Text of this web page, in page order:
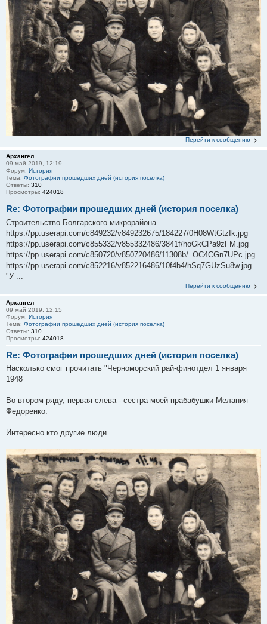
Перейти к сообщению
Архангел
09 май 2019, 12:19
Форум: История
Тема: Фотографии прошедших дней (история поселка)
Ответы: 310
Просмотры: 424018
Re: Фотографии прошедших дней (история поселка)
Строительство Болгарского микрорайона
https://pp.userapi.com/c849232/v849232675/184227/0H08WtGtzIk.jpg
https://pp.userapi.com/c855332/v855332486/3841f/hoGkCPa9zFM.jpg
https://pp.userapi.com/c850720/v850720486/11308b/_OC4CGn7UPc.jpg
https://pp.userapi.com/c852216/v852216486/10f4b4/hSq7GUzSu8w.jpg
"У ...
Перейти к сообщению
Архангел
09 май 2019, 12:15
Форум: История
Тема: Фотографии прошедших дней (история поселка)
Ответы: 310
Просмотры: 424018
Re: Фотографии прошедших дней (история поселка)
Насколько смог прочитать "Черноморский рай-финотдел 1 января
1948
Во втором ряду, первая слева - сестра моей прабабушки Мелания
Федоренко.
Интересно кто другие люди